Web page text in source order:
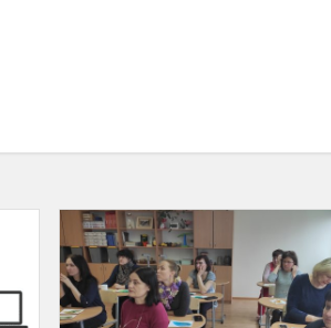
Pagalba
informacinių
technologijų
naudojimo